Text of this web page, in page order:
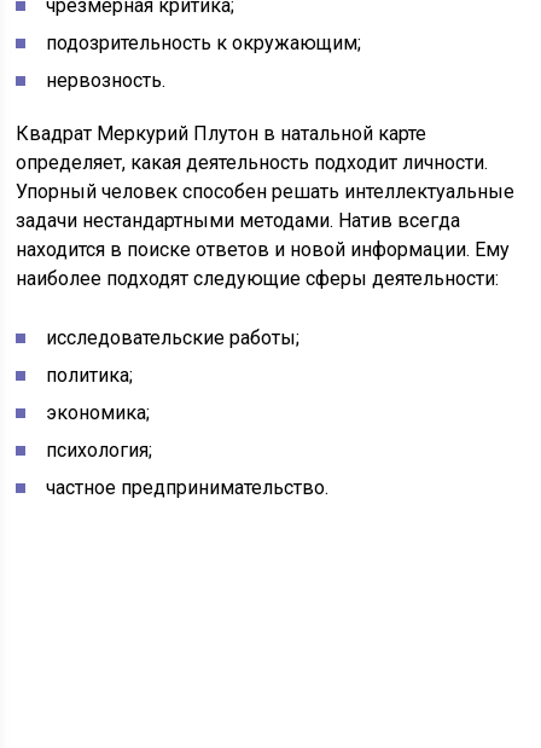
чрезмерная критика;
подозрительность к окружающим;
нервозность.
Квадрат Меркурий Плутон в натальной карте
определяет, какая деятельность подходит личности.
Упорный человек способен решать интеллектуальные
задачи нестандартными методами. Натив всегда
находится в поиске ответов и новой информации. Ему
наиболее подходят следующие сферы деятельности:
исследовательские работы;
политика;
экономика;
психология;
частное предпринимательство.